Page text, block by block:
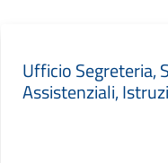
Ufficio Segreteria,
Assistenziali,